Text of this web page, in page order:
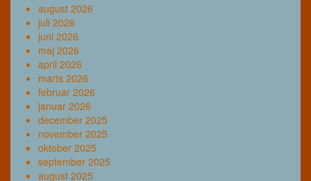
august 2026
juli 2026
juni 2026
maj 2026
april 2026
marts 2026
februar 2026
januar 2026
december 2025
november 2025
oktober 2025
september 2025
august 2025